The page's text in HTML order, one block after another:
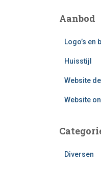
Aanbod
Logo’s en
Huisstijl
Website
Website
Diversen